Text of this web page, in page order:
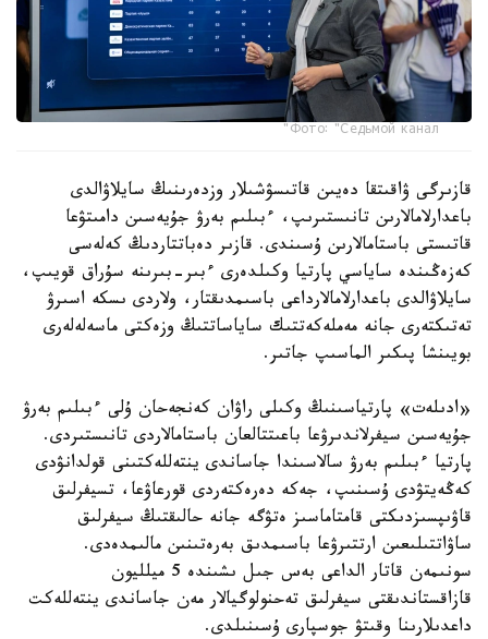
Фото: "Седьмой канал"
قازىرگى ۋاقىتقا دەيىن قاتىسۋشىلار وزدەرىنىڭ سايلاۋالدى
باعدارلامالارىن تانىستىرىپ، ءبىلىم بەرۋ جۇيەسىن دامىتۋعا
قاتىستى باستامالارىن ۇسىندى. قازىر دەباتتاردىڭ كەلەسى
كەزەڭىندە ساياسي پارتيا وكىلدەرى ءبىر-بىرىنە سۇراق قويىپ،
سايلاۋالدى باعدارلامالارداعى باسىمدىقتار، ولاردى ىسكە اسىرۋ
تەتىكتەرى جانە مەملەكەتتىك ساياساتتىڭ وزەكتى ماسەلەلەرى
بويىنشا پىكىر الماسىپ جاتىر.
«ادىلەت» پارتياسىنىڭ وكىلى راۋان كەنجەحان ۇلى ءبىلىم بەرۋ
جۇيەسىن سيفرلاندىرۋعا باعىتتالعان باستامالاردى تانىستىردى.
پارتيا ءبىلىم بەرۋ سالاسىندا جاساندى ينتەللەكتىنى قولدانۋدى
كەڭەيتۋدى ۇسىنىپ، جەكە دەرەكتەردى قورعاۋعا، تسيفرلىق
قاۋىپسىزدىكتى قامتاماسىز ەتۋگە جانە حالىقتىڭ سيفرلىق
ساۋاتتىلىعىن ارتتىرۋعا باسىمدىق بەرەتىنىن مالىمدەدى.
سونىمەن قاتار الداعى بەس جىل ىشىندە 5 ميلليون
قازاقستاندىقتى سيفرلىق تەحنولوگيالار مەن جاساندى ينتەللەكت
داعدىلارىنا وقىتۋ جوسپارى ۇسىنىلدى.